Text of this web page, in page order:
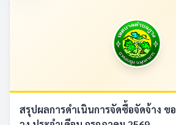
สรุปผลการดำเนินการจัดซื้อจัดจ้าง ข